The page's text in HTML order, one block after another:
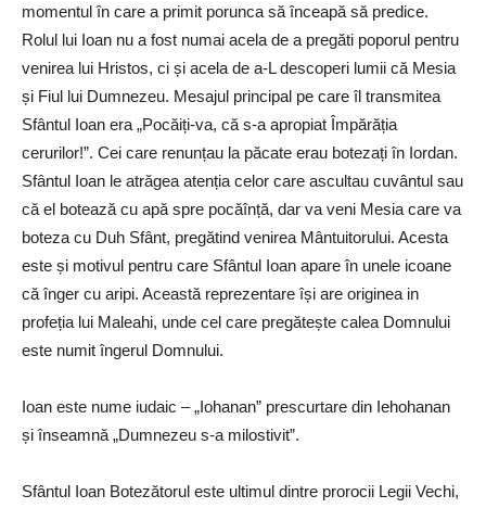
momentul în care a primit porunca să înceapă să predice.
Rolul lui Ioan nu a fost numai acela de a pregăti poporul pentru
venirea lui Hristos, ci și acela de a-L descoperi lumii că Mesia
și Fiul lui Dumnezeu. Mesajul principal pe care îl transmitea
Sfântul Ioan era „Pocăiți-va, că s-a apropiat Împărăția
cerurilor!”. Cei care renunțau la păcate erau botezați în Iordan.
Sfântul Ioan le atrăgea atenția celor care ascultau cuvântul sau
că el botează cu apă spre pocăînță, dar va veni Mesia care va
boteza cu Duh Sfânt, pregătind venirea Mântuitorului. Acesta
este și motivul pentru care Sfântul Ioan apare în unele icoane
că înger cu aripi. Această reprezentare își are originea in
profeția lui Maleahi, unde cel care pregătește calea Domnului
este numit îngerul Domnului.
Ioan este nume iudaic – „Iohanan” prescurtare din Iehohanan
și înseamnă „Dumnezeu s-a milostivit”.
Sfântul Ioan Botezătorul este ultimul dintre prorocii Legii Vechi,